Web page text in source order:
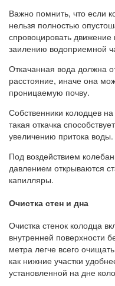
Важно помнить, что если
нельзя полностью
спровоцировать
заилению водоприемной
Откачанная вода должна
расстояние, иначе она
проницаемую почву.
Собственники колодцев
такая откачка
увеличению притока воды.
Под воздействием
давлением открываются
капилляры.
Очистка стен и дна
Очистка стенок колодца
внутренней поверхности
метра легче всего
как нижние участки
установленной на дне